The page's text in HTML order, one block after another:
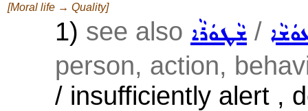
[Moral life → Quality]
1) see also ܫܵܛܘܿܪܵܐ /
person, action,
/ insufficiently alert ,